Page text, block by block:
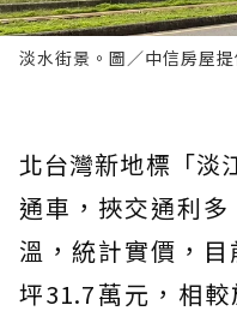
淡水街景。圖／中信房屋
北台灣新地標「淡
通車，挾交通利
溫，統計實價，
坪31.7萬元，相